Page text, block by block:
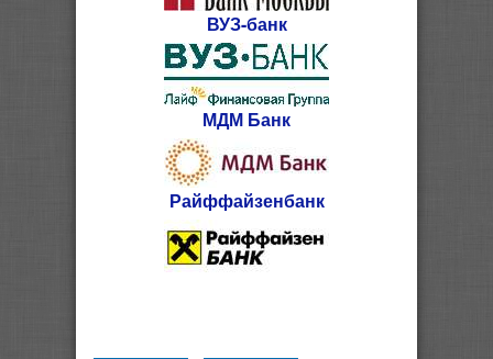
ВУЗ-банк
МДМ Банк
Райффайзенбанк